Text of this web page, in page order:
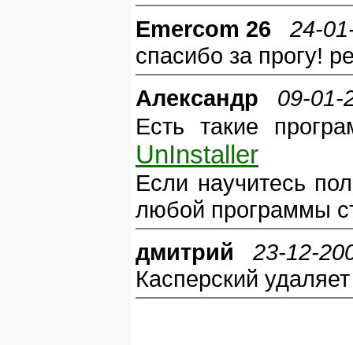
Emercom 26 24-
спасибо за прогу!
Александр 09-01-
Есть такие
UnInstaller
Если научитесь
любой программы
дмитрий 23-12-
Касперский